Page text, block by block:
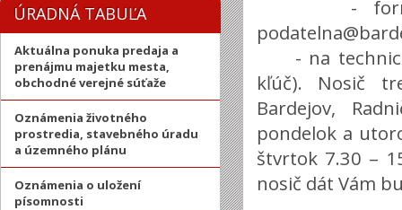
ÚRADNÁ TABUĽA
Aktuálna ponuka predaja a
prenájmu majetku mesta,
obchodné verejné súťaže
Oznámenia životného
prostredia, stavebného úradu
a územného plánu
Oznámenia o uložení
písomnosti
- formou
- na
kľúč). Nosič
Bardejov,
pondelok a
štvrtok 7.30 –
nosič dát Vám